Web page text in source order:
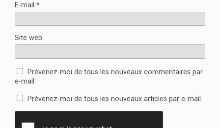
E-mail *
Site web
Prévenez-moi de tous les nouveaux commentaires par
e-mail.
Prévenez-moi de tous les nouveaux articles par e-mail.